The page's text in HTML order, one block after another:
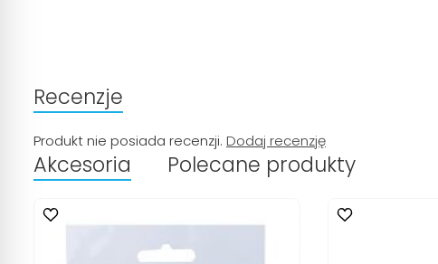
Recenzje
Produkt nie posiada recenzji. Dodaj recenzję
Akcesoria Polecane produkty